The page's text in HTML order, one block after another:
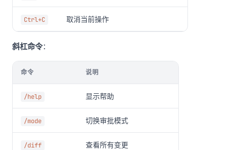
Ctrl+C 取消当前操作
斜杠命令：
命令 说明
/help 显示帮助
/mode 切换审批模式
/diff 查看所有变更